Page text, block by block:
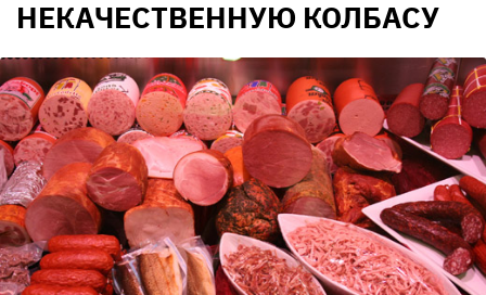
НЕКАЧЕСТВЕННУЮ КОЛБАСУ